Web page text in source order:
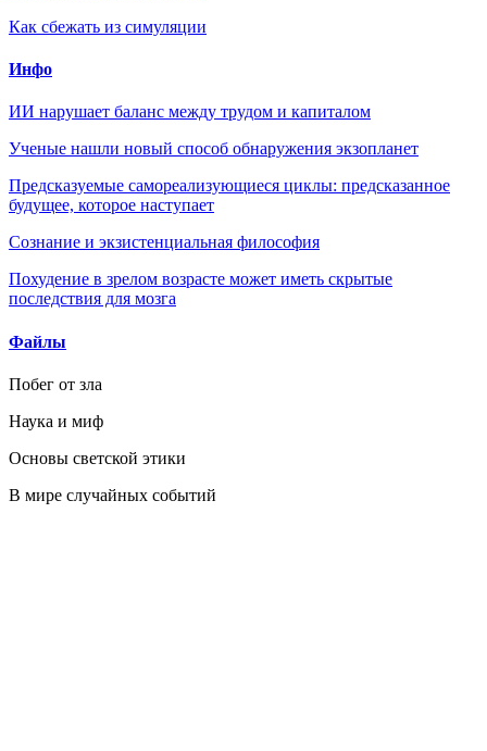
Как сбежать из симуляции
Инфо
ИИ нарушает баланс между трудом и капиталом
Ученые нашли новый способ обнаружения экзопланет
Предсказуемые самореализующиеся циклы: предсказанное
будущее, которое наступает
Сознание и экзистенциальная философия
Похудение в зрелом возрасте может иметь скрытые
последствия для мозга
Файлы
Побег от зла
Наука и миф
Основы светской этики
В мире случайных событий